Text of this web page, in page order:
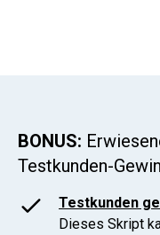
BONUS:
Testkunden-
Testkunden
Dieses Skript